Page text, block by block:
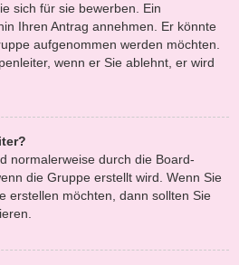
sich für sie bewerben. Ein
Ihren Antrag annehmen. Er könnte
aufgenommen werden möchten.
wenn er Sie ablehnt, er wird
normalerweise durch die Board-
die Gruppe erstellt wird. Wenn Sie
erstellen möchten, dann sollten Sie